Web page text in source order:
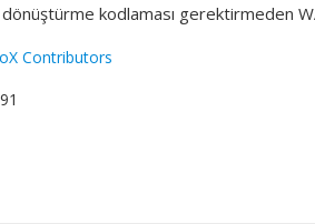
kodlaması gerektirmeden
Contributors